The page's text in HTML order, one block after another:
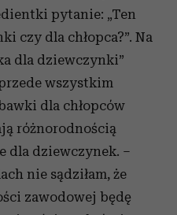
pytanie: „Ten
czy dla chłopca?”. Na
dla dziewczynki”
wszystkim
dla chłopców
różnorodnością
dla dziewczynek. –
nie sądziłam, że
zawodowej będę